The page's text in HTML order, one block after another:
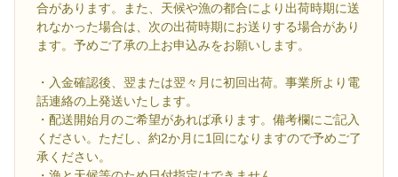
合があります。また、天候や漁の都合により出荷時期に送
れなかった場合は、次の出荷時期にお送りする場合があり
ます。予めご了承の上お申込みをお願いします。
・入金確認後、翌または翌々月に初回出荷。事業所より電
話連絡の上発送いたします。
・配送開始月のご希望があれば承ります。備考欄にご記入
ください。ただし、約2か月に1回になりますので予めご了
承ください。